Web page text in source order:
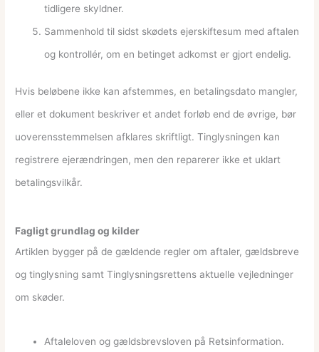
tidligere skyldner.
Sammenhold til sidst skødets ejerskiftesum med aftalen
og kontrollér, om en betinget adkomst er gjort endelig.
Hvis beløbene ikke kan afstemmes, en betalingsdato mangler,
eller et dokument beskriver et andet forløb end de øvrige, bør
uoverensstemmelsen afklares skriftligt. Tinglysningen kan
registrere ejerændringen, men den reparerer ikke et uklart
betalingsvilkår.
Fagligt grundlag og kilder
Artiklen bygger på de gældende regler om aftaler, gældsbreve
og tinglysning samt Tinglysningsrettens aktuelle vejledninger
om skøder.
Aftaleloven og gældsbrevsloven på Retsinformation.